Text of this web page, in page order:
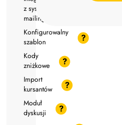
z systemami
mailingowymi
Konfigurowalny
szablon
Kody
zniżkowe
Import
kursantów
Moduł
dyskusji